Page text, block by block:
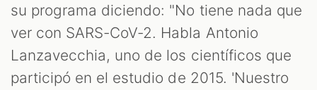
su programa diciendo: "No tiene nada que
ver con SARS-CoV-2. Habla Antonio
Lanzavecchia, uno de los científicos que
participó en el estudio de 2015. 'Nuestro